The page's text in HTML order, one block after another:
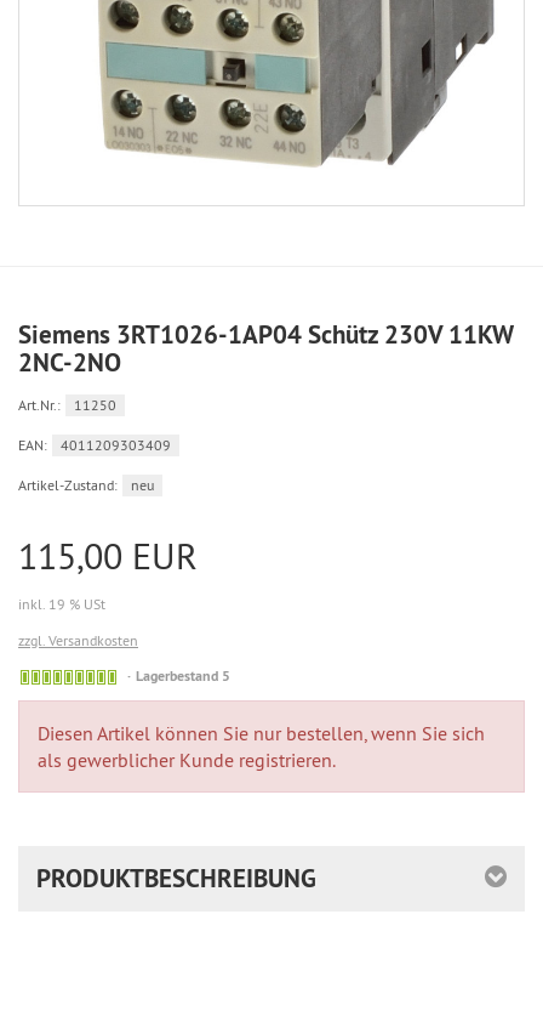
Siemens 3RT1026-1AP04 Schütz 230V 11KW
2NC-2NO
Art.Nr.: 11250
EAN: 4011209303409
Artikel-Zustand: neu
115,00 EUR
inkl. 19 % USt
zzgl. Versandkosten
Lagerbestand 5
Diesen Artikel können Sie nur bestellen, wenn Sie sich
als gewerblicher Kunde registrieren.
PRODUKTBESCHREIBUNG